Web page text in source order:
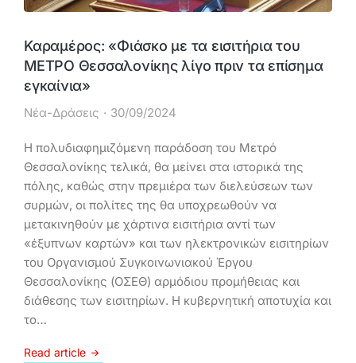
Καραμέρος: «Φιάσκο με τα εισιτήρια του
ΜΕΤΡΟ Θεσσαλονίκης λίγο πριν τα επίσημα
εγκαίνια»
Νέα-Δράσεις 30/09/2024
Η πολυδιαφημιζόμενη παράδοση του Μετρό
Θεσσαλονίκης τελικά, θα μείνει στα ιστορικά της
πόλης, καθώς στην πρεμιέρα των διελεύσεων των
συρμών, οι πολίτες της θα υποχρεωθούν να
μετακινηθούν με χάρτινα εισιτήρια αντί των
«έξυπνων καρτών» και των ηλεκτρονικών εισιτηρίων
του Οργανισμού Συγκοινωνιακού Έργου
Θεσσαλονίκης (ΟΣΕΘ) αρμόδιου προμήθειας και
διάθεσης των εισιτηρίων. Η κυβερνητική αποτυχία και
το…
Read article